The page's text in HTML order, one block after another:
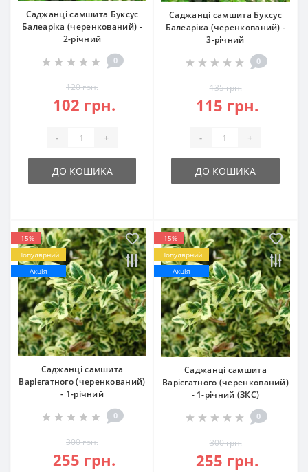
Саджанці самшита Буксус
Балеаріка (черенкований) -
2-річний
0
120 грн.
102 грн.
- +
ДО КОШИКА
Саджанці самшита Буксус
Балеаріка (черенкований) -
3-річний
0
135 грн.
115 грн.
- +
ДО КОШИКА
-15%
Популярний
Акція
Саджанці самшита
Варієгатного (черенкований)
- 1-річний
0
300 грн.
255 грн.
-15%
Популярний
Акція
Саджанці самшита
Варієгатного (черенкований)
- 1-річний (ЗКС)
0
300 грн.
255 грн.